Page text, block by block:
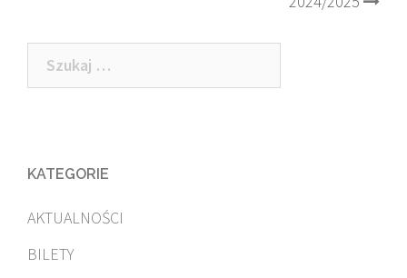
Szukaj:
KATEGORIE
AKTUALNOŚCI
BILETY